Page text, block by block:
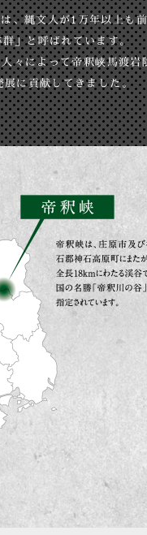
、縄文人が1万年以上も
」と呼ばれています。
々によって帝釈峡馬渡岩
に貢献してきました。